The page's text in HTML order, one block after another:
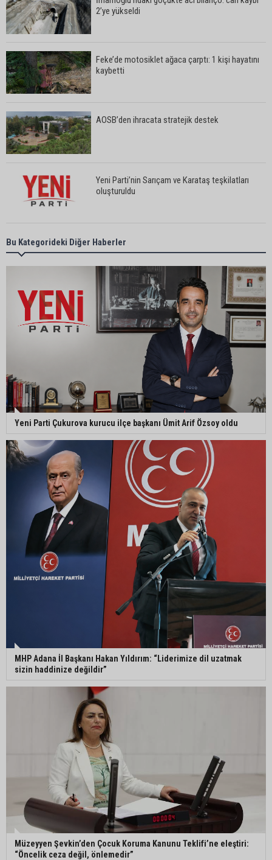
2’ye yükseldi
Feke’de motosiklet ağaca çarptı: 1 kişi hayatını
kaybetti
AOSB’den ihracata stratejik destek
Yeni Parti’nin Sarıçam ve Karataş teşkilatları
oluşturuldu
Feke Belediye Başkanı Cömert Özen, Adana
Valisi Mustafa Yavuz’u makamında ziyaret etti
Yeni Parti Çukurova kurucu ilçe başkanı Ümit Arif
Özsoy oldu
Enerji ve Tabii Kaynaklar Bakanı Alparslan
Bayraktar: “Ceyhan’ı Rotterdam’a çevirebiliriz”
Başkan Ali Bedrettin Karataş’tan sahiller için
MHP Adana İl Başkanı Hakan Yıldırım:
“Liderimize dil uzatmak sizin haddinize değildir”
Adanalı 13 yaşındaki Ela Nur şelalede hayatını
kaybetti
Bu Kategorideki Diğer Haberler
Yeni Parti Çukurova kurucu ilçe başkanı Ümit Arif Özsoy oldu
MHP Adana İl Başkanı Hakan Yıldırım: “Liderimize dil uzatmak
sizin haddinize değildir”
Müzeyyen Şevkin’den Çocuk Koruma Kanunu Teklifi’ne eleştiri:
“Öncelik ceza değil, önlemedir”